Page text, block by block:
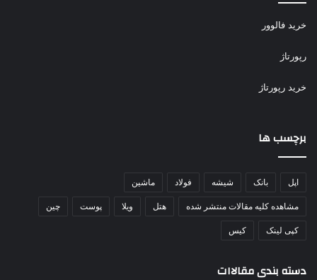
خرید فالوور
رپورتاژ
خرید رپورتاژ
برچسب ها
اپل بانک شیشه فولاد ماشین
مشاهده کلیه مقالات منتشر شده هتل ویلا پوست چین
کپی لینک کیس
دسته بندی مقالاات